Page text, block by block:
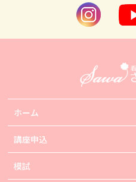
ホーム
講座申込
模試